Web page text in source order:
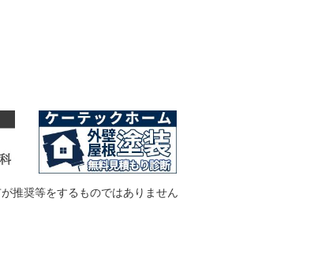
推奨等をするものではありません